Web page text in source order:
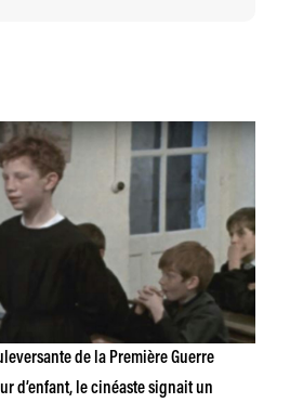
de la Première Guerre
d’enfant, le cinéaste signait un